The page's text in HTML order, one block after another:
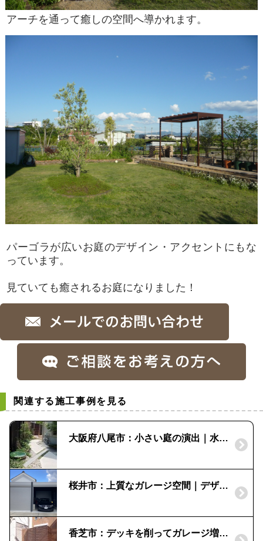
アーチを通って癒しの空間へ導かれます。
パーゴラが広いお庭のデザイン・アクセントにもな
っています。
見ていても癒されるお庭になりました！
関連する施工事例を見る
大阪府八尾市：小さい庭の演出｜水鉢が和のフォーカルポイント
桜井市：上質なガレージ空間｜デザイナーズガレージ「アルシア」イナバ
香芝市：デッキを削ってガレージ増設｜目かくしフェンス